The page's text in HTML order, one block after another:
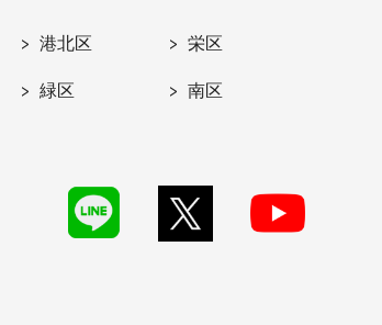
港北区 栄区
緑区 南区